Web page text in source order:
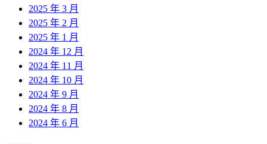
2025 年 3 月
2025 年 2 月
2025 年 1 月
2024 年 12 月
2024 年 11 月
2024 年 10 月
2024 年 9 月
2024 年 8 月
2024 年 6 月